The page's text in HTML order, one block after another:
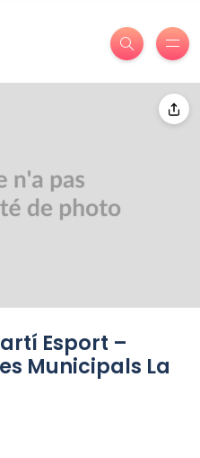
Esport –
Municipals La